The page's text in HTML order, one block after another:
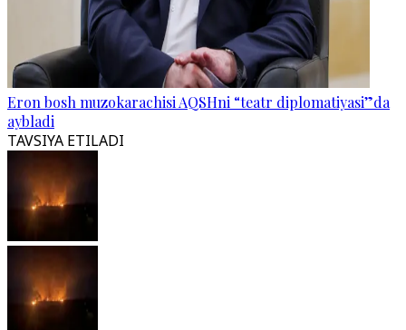
Eron bosh muzokarachisi AQSHni “teatr diplomatiyasi”da
aybladi
TAVSIYA ETILADI